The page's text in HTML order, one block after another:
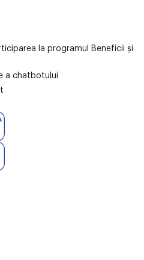
la programul Beneficii și
a chatbotului